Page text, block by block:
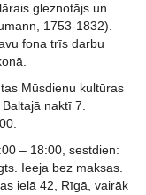
gleznotājs un
1753-1832).
fona trīs darbu
Mūsdienu kultūras
naktī 7.
– 18:00, sestdien:
Ieeja bez maksas.
ielā 42, Rīgā, vairāk